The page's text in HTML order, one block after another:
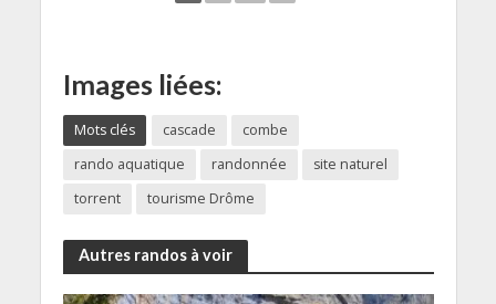
Images liées:
Mots clés cascade
combe
rando aquatique
randonnée
site naturel
torrent
tourisme Drôme
Autres randos à voir